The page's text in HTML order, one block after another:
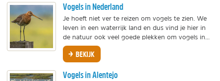
Vogels in Nederland
Je hoeft niet ver te reizen om vogels te zien. We
leven in een waterrijk land en dus vind je hier in
de natuur ook veel goede plekken om vogels in...
BEKIJK
Vogels in Alentejo